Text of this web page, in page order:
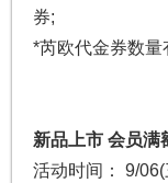
券;
*芮欧代金券数量
新品上市 会员满
活动时间： 9/